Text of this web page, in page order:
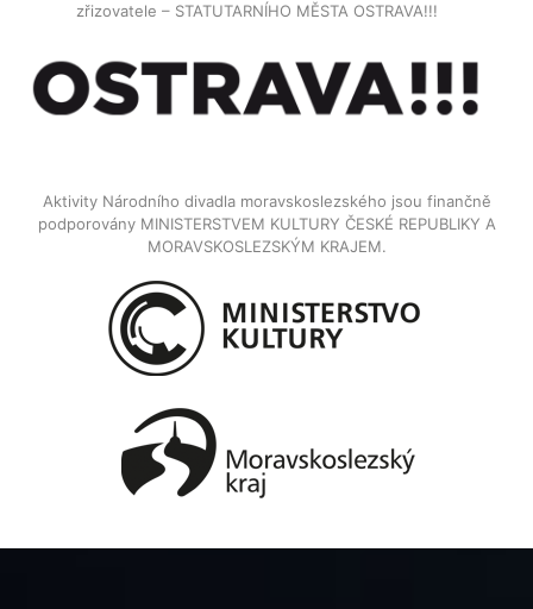
zřizovatele – STATUTARNÍHO MĚSTA OSTRAVA!!!
Aktivity Národního divadla moravskoslezského jsou finančně
podporovány MINISTERSTVEM KULTURY ČESKÉ REPUBLIKY A
MORAVSKOSLEZSKÝM KRAJEM.